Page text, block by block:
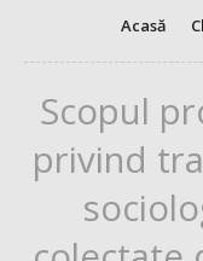
Acasă
Scopul
privind